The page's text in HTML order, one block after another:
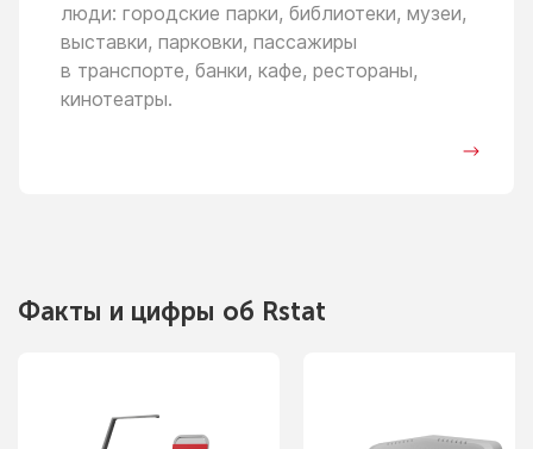
люди: городские парки, библиотеки, музеи,
выставки, парковки, пассажиры
в транспорте, банки, кафе, рестораны,
кинотеатры.
Факты и цифры об Rstat